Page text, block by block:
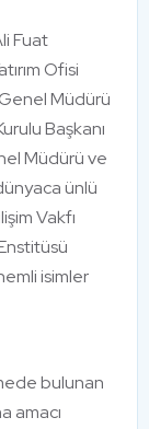
Fuat
Ofisi
Müdürü
Başkanı
Müdürü ve
ünlü
Vakfı
isimler
bulunan
amacı